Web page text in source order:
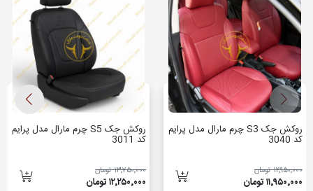
روکش جک S3 چرم مارال مدل پرایم
کد 3040
۱۲٬۹۵۰٬۰۰۰ تومان
۱۱٬۹۵۰٬۰۰۰ تومان
روکش جک S5 چرم مارال مدل پرایم
کد 3011
۱۳٬۷۵۰٬۰۰۰ تومان
۱۲٬۲۵۰٬۰۰۰ تومان